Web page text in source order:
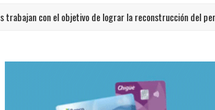
con el objetivo de lograr la reconstrucción del peronismo